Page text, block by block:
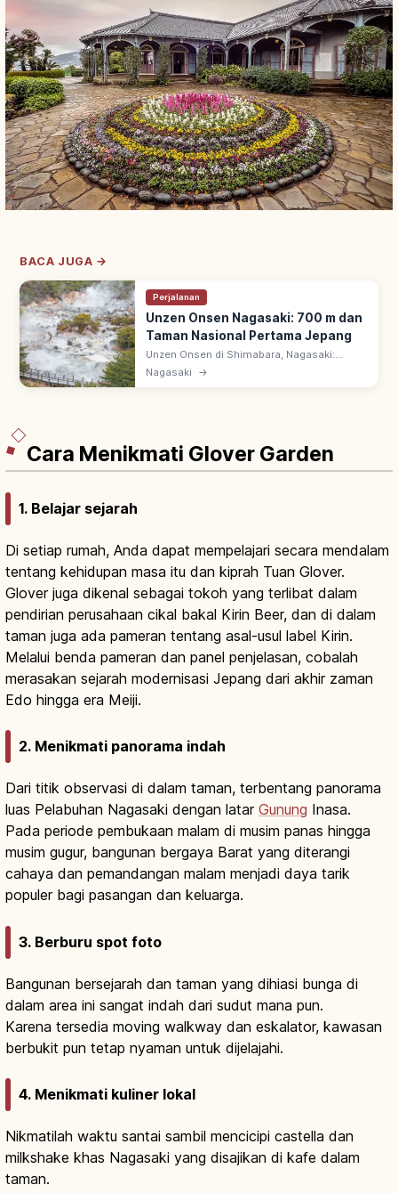
BACA JUGA →
Perjalanan
Unzen Onsen Nagasaki: 700 m dan
Taman Nasional Pertama Jepang
Unzen Onsen di Shimabara, Nagasaki:
kawasan onsen dataran tinggi ~700 m di
Unzen-Amakusa, taman nasional pertama
Nagasaki →
Cara Menikmati Glover Garden
1. Belajar sejarah
Di setiap rumah, Anda dapat mempelajari secara mendalam
tentang kehidupan masa itu dan kiprah Tuan Glover.
Glover juga dikenal sebagai tokoh yang terlibat dalam
pendirian perusahaan cikal bakal Kirin Beer, dan di dalam
taman juga ada pameran tentang asal-usul label Kirin.
Melalui benda pameran dan panel penjelasan, cobalah
merasakan sejarah modernisasi Jepang dari akhir zaman
Edo hingga era Meiji.
2. Menikmati panorama indah
Dari titik observasi di dalam taman, terbentang panorama
luas Pelabuhan Nagasaki dengan latar Gunung Inasa.
Pada periode pembukaan malam di musim panas hingga
musim gugur, bangunan bergaya Barat yang diterangi
cahaya dan pemandangan malam menjadi daya tarik
populer bagi pasangan dan keluarga.
3. Berburu spot foto
Bangunan bersejarah dan taman yang dihiasi bunga di
dalam area ini sangat indah dari sudut mana pun.
Karena tersedia moving walkway dan eskalator, kawasan
berbukit pun tetap nyaman untuk dijelajahi.
4. Menikmati kuliner lokal
Nikmatilah waktu santai sambil mencicipi castella dan
milkshake khas Nagasaki yang disajikan di kafe dalam
taman.